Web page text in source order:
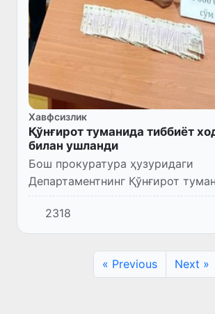
Хавфсизлик
Қўнғирот туманида тиббиёт
билан ушланди
Бош прокуратура ҳузуридаги
Департаментнинг Қўнғирот
ДХХ ва ИИБ ходимлари
тезкор тадбир ўтказилди.
2318
« Previous Next »